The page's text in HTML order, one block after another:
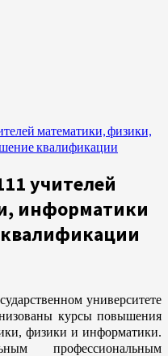
математики, физики,
квалификации
учителей
информатики
университете
курсы повышения
физики и информатики.
профессиональным